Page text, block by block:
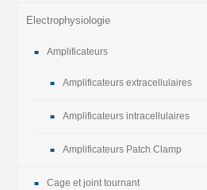
Electrophysiologie
Amplificateurs
Amplificateurs extracellulaires
Amplificateurs intracellulaires
Amplificateurs Patch Clamp
Cage et joint tournant